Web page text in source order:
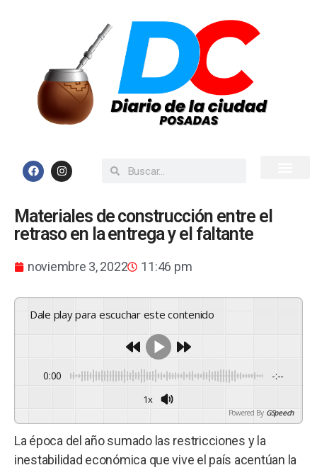
Materiales de construcción entre el
retraso en la entrega y el faltante
noviembre 3, 2022 11:46 pm
Dale play para escuchar este contenido
0:00 -:--
1x
Powered By GSpeech
La época del año sumado las restricciones y la
inestabilidad económica que vive el país acentúan la